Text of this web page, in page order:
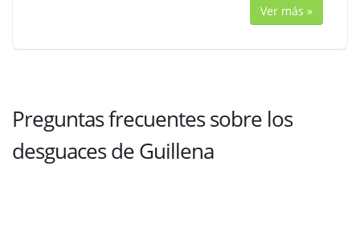
Ver más »
Preguntas frecuentes sobre los
desguaces de Guillena